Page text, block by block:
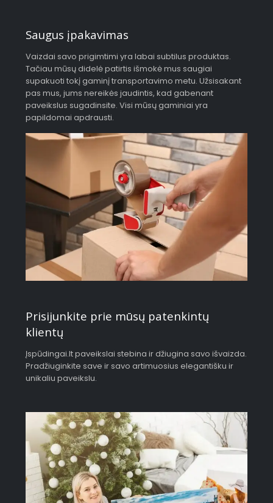
Saugus įpakavimas
Vaizdai savo prigimtimi yra labai subtilus produktas.
Tačiau mūsų didelė patirtis išmokė mus saugiai
supakuoti tokį gaminį transportavimo metu. Užsisakant
pas mus, jums nereikės jaudintis, kad gabenant
paveikslus sugadinsite. Visi mūsų gaminiai yra
papildomai apdrausti.
Prisijunkite prie mūsų patenkintų
klientų
Įspūdingai.lt paveikslai stebina ir džiugina savo išvaizda.
Pradžiuginkite save ir savo artimuosius elegantišku ir
unikaliu paveikslu.